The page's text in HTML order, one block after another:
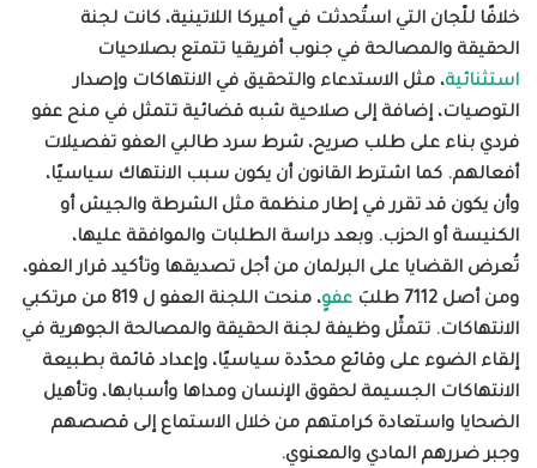
خلافًا للّجان التي استُحدثت في أميركا اللاتينية، كانت لجنة
الحقيقة والمصالحة في جنوب أفريقيا تتمتع بصلاحيات
استثنائية، مثل الاستدعاء والتحقيق في الانتهاكات وإصدار
التوصيات، إضافة إلى صلاحية شبه قضائية تتمثل في منح عفو
فردي بناء على طلب صريح، شرط سرد طالبي العفو تفصيلات
أفعالهم. كما اشترط القانون أن يكون سبب الانتهاك سياسيًا،
وأن يكون قد تقرر في إطار منظمة مثل الشرطة والجيش أو
الكنيسة أو الحزب. وبعد دراسة الطلبات والموافقة عليها،
تُعرض القضايا على البرلمان من أجل تصديقها وتأكيد قرار العفو،
ومن أصل 7112 طلبَ
عفوٍ، منحت اللجنة العفو
ل 819 من مرتكبي
الانتهاكات. تتمثّل وظيفة لجنة الحقيقة والمصالحة الجوهرية في
إلقاء الضوء على وقائع محدّدة سياسيًا، وإعداد قائمة بطبيعة
الانتهاكات الجسيمة لحقوق الإنسان ومداها وأسبابها، وتأهيل
الضحايا واستعادة كرامتهم من خلال الاستماع إلى قصصهم
وجبر ضررهم المادي والمعنوي.